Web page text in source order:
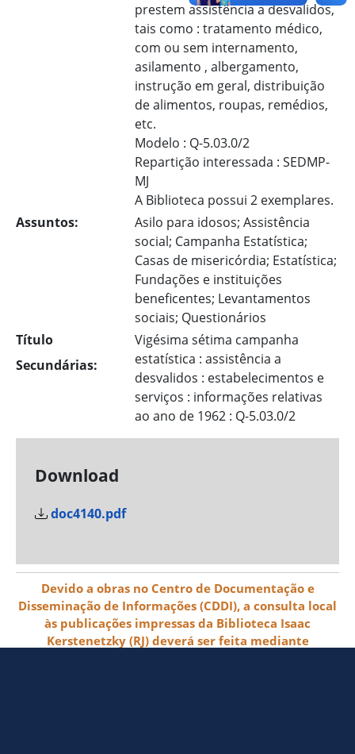
prestem assistência a desvalidos,
tais como : tratamento médico,
com ou sem internamento,
asilamento , albergamento,
instrução em geral, distribuição
de alimentos, roupas, remédios,
etc.
Modelo : Q-5.03.0/2
Repartição interessada : SEDMP-
MJ
A Biblioteca possui 2 exemplares.
Assuntos:
Asilo para idosos; Assistência
social; Campanha Estatística;
Casas de misericórdia; Estatística;
Fundações e instituições
beneficentes; Levantamentos
sociais; Questionários
Título
Secundárias:
Vigésima sétima campanha
estatística : assistência a
desvalidos : estabelecimentos e
serviços : informações relativas
ao ano de 1962 : Q-5.03.0/2
Download
doc4140.pdf
Devido a obras no Centro de Documentação e
Disseminação de Informações (CDDI), a consulta local
às publicações impressas da Biblioteca Isaac
Kerstenetzky (RJ) deverá ser feita mediante